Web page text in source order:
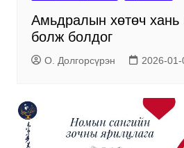
Амьдралын хөтөч хань
болж болдог
О. Долгорсүрэн 2026-01-